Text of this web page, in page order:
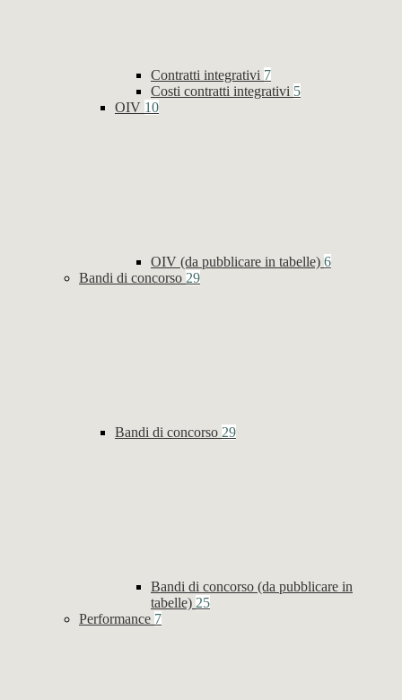
Contratti integrativi 7
Costi contratti integrativi 5
OIV 10
OIV (da pubblicare in tabelle) 6
Bandi di concorso 29
Bandi di concorso 29
Bandi di concorso (da pubblicare in
tabelle) 25
Performance 7